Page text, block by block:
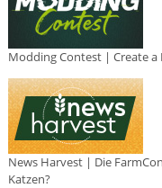
Modding Contest | Create
News Harvest | Die
Katzen?